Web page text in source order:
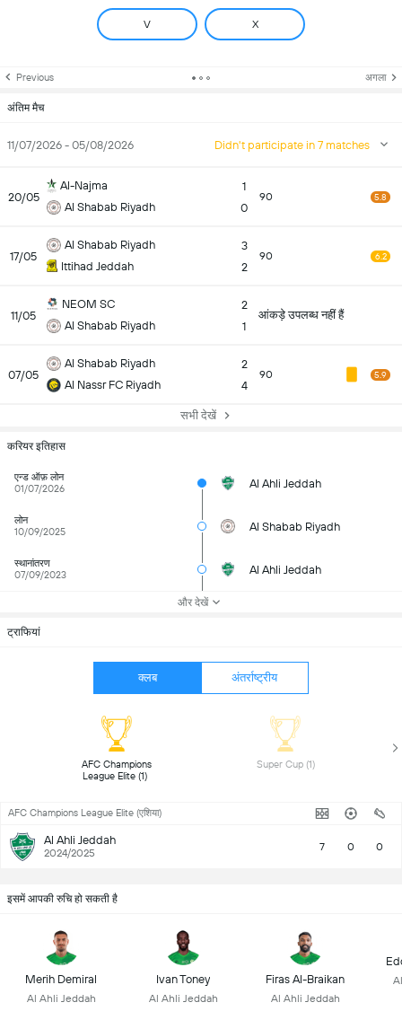
V X
Previous अगला
अंतिम मैच
11/07/2026 - 05/08/2026 Didn't participate in 7 matches
20/05
Al-Najma
Al Shabab Riyadh
1
0
90 5.8
17/05
Al Shabab Riyadh
Ittihad Jeddah
3
2
90 6.2
11/05
NEOM SC
Al Shabab Riyadh
2
1
आंकड़े उपलब्ध नहीं हैं
07/05
Al Shabab Riyadh
Al Nassr FC Riyadh
2
4
90 5.9
सभी देखें
करियर इतिहास
एन्ड ऑफ़ लोन
01/07/2026
Al Ahli Jeddah
लोन
10/09/2025
Al Shabab Riyadh
स्थानांतरण
07/09/2023
Al Ahli Jeddah
और देखें
ट्राफियां
क्लब अंतर्राष्ट्रीय
AFC Champions
Super Cup (1)
AFC Champions League Elite (एशिया)
Al Ahli Jeddah
2024/2025 7 0 0
इसमें आपकी रुचि हो सकती है
Merih Demiral
Al Ahli Jeddah
Ivan Toney
Al Ahli Jeddah
Firas Al-Braikan
Al Ahli Jeddah